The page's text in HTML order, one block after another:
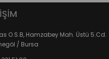
O.S.B, Hamzabey Mah. Üstü 5.Cd.
/ Bursa